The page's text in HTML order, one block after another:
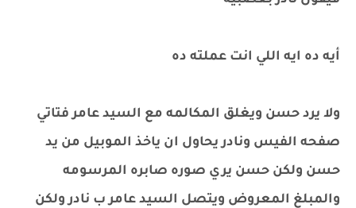
أيه ده ايه اللي انت عملته ده
ولا يرد حسن ويغلق المكالمه مع السيد عامر فتاتي
صفحه الفيس ونادر يحاول ان ياخذ الموبيل من يد
حسن ولكن حسن يري صوره صابره المرسومه
والمبلغ المعروض ويتصل السيد عامر ب نادر ولكن